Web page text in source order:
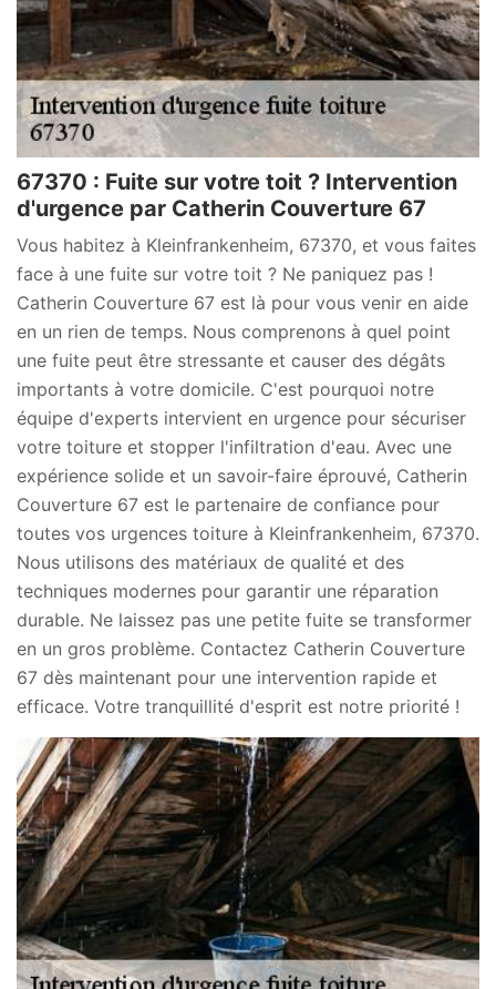
67370 : Fuite sur votre toit ? Intervention
d'urgence par Catherin Couverture 67
Vous habitez à Kleinfrankenheim, 67370, et vous faites
face à une fuite sur votre toit ? Ne paniquez pas !
Catherin Couverture 67 est là pour vous venir en aide
en un rien de temps. Nous comprenons à quel point
une fuite peut être stressante et causer des dégâts
importants à votre domicile. C'est pourquoi notre
équipe d'experts intervient en urgence pour sécuriser
votre toiture et stopper l'infiltration d'eau. Avec une
expérience solide et un savoir-faire éprouvé, Catherin
Couverture 67 est le partenaire de confiance pour
toutes vos urgences toiture à Kleinfrankenheim, 67370.
Nous utilisons des matériaux de qualité et des
techniques modernes pour garantir une réparation
durable. Ne laissez pas une petite fuite se transformer
en un gros problème. Contactez Catherin Couverture
67 dès maintenant pour une intervention rapide et
efficace. Votre tranquillité d'esprit est notre priorité !